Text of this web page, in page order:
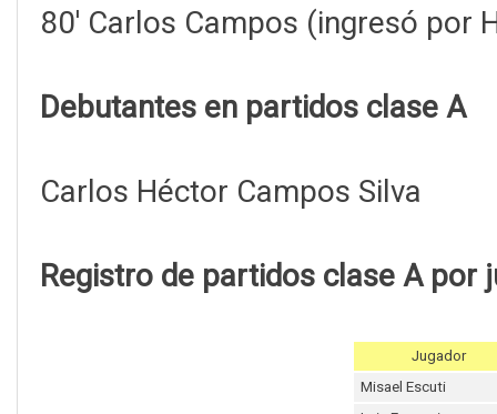
80' Carlos Campos (ingresó por
Debutantes en partidos clase A
Carlos Héctor Campos Silva
Registro de partidos clase A por
Jugador
Misael Escuti